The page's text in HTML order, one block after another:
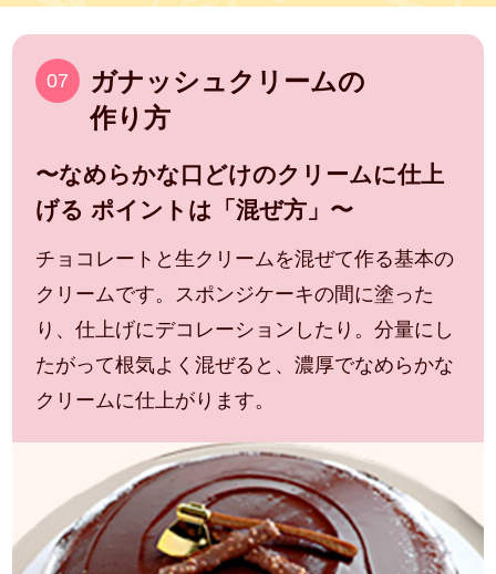
07
ガナッシュクリームの
作り方
〜なめらかな口どけのクリームに仕上
げる ポイントは「混ぜ方」〜
チョコレートと生クリームを混ぜて作る基本の
クリームです。スポンジケーキの間に塗った
り、仕上げにデコレーションしたり。分量にし
たがって根気よく混ぜると、濃厚でなめらかな
クリームに仕上がります。